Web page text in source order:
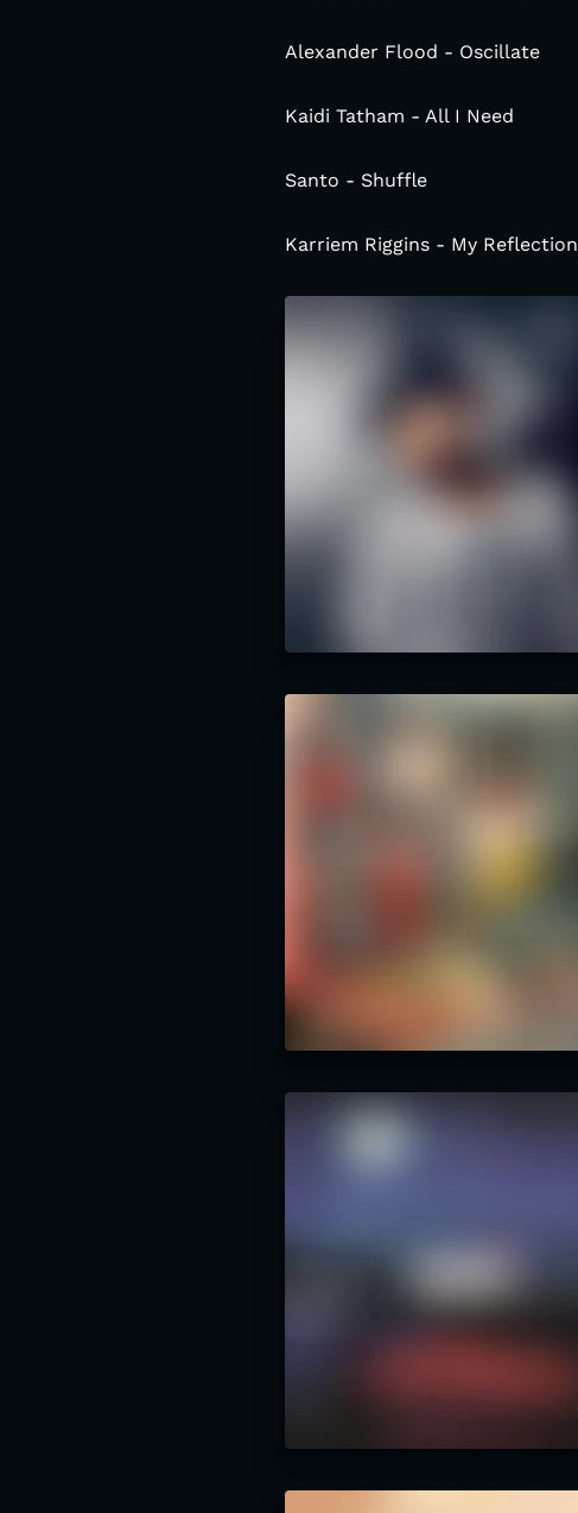
Alexander Flood - Oscillate
Kaidi Tatham - All I Need
Santo - Shuffle
Karriem Riggins - My Reflection